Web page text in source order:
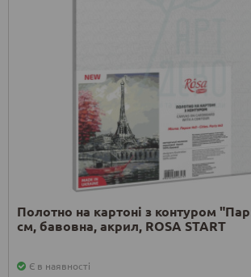
Полотно на картоні з контуром
см, бавовна, акрил, ROSA START
Є в наявності